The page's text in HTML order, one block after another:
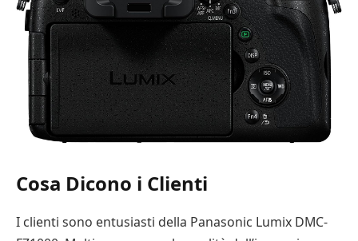
Cosa Dicono i Clienti
I clienti sono entusiasti della Panasonic Lumix DMC-